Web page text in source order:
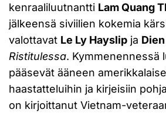
kenraaliluutnantti Lam Quang
jälkeensä siviilien kokemia
valottavat Le Ly Hayslip ja
Ristitulessa. Kymmenennessä
pääsevät ääneen
haastatteluihin ja kirjeisiin
on kirjoittanut Vietnam-